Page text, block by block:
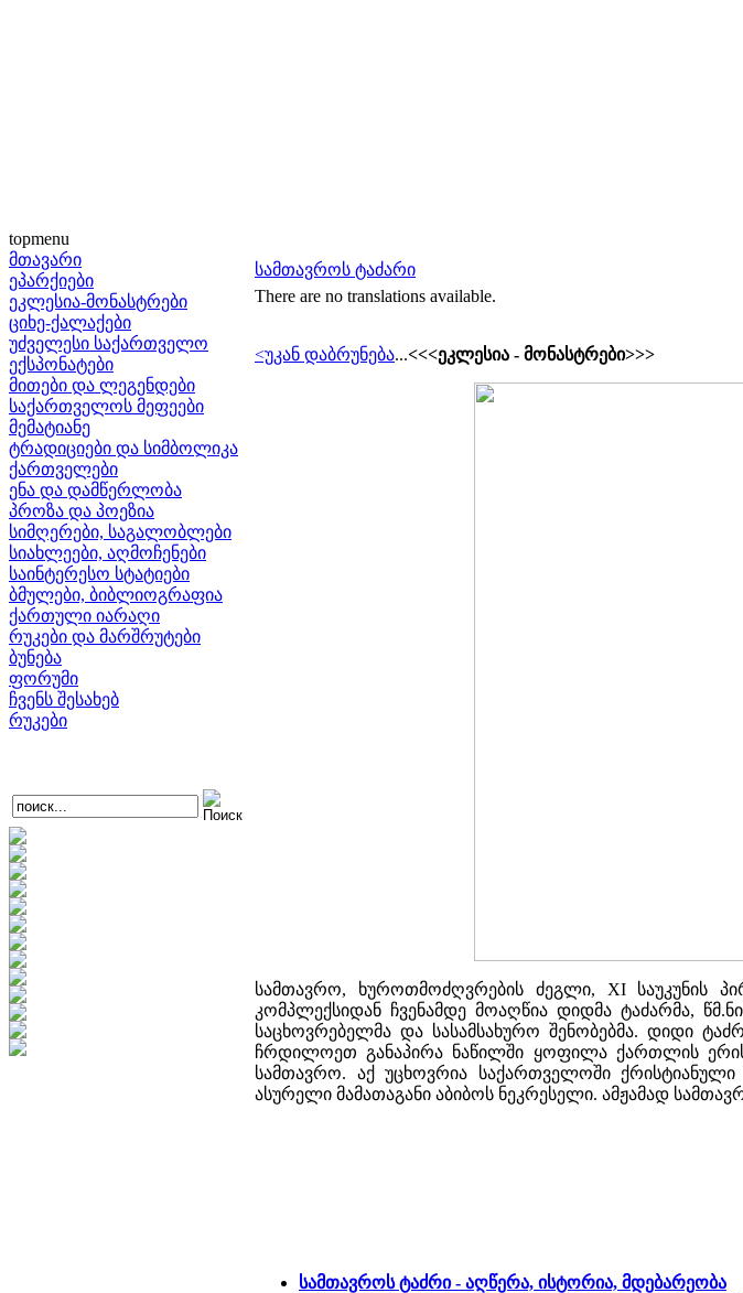
topmenu
მთავარი
ეპარქიები
ეკლესია-მონასტრები
ციხე-ქალაქები
უძველესი საქართველო
ექსპონატები
მითები და ლეგენდები
საქართველოს მეფეები
მემატიანე
ტრადიციები და სიმბოლიკა
ქართველები
ენა და დამწერლობა
პროზა და პოეზია
სიმღერები, საგალობლები
სიახლეები, აღმოჩენები
საინტერესო სტატიები
ბმულები, ბიბლიოგრაფია
ქართული იარაღი
რუკები და მარშრუტები
ბუნება
ფორუმი
ჩვენს შესახებ
რუკები
სამთავროს ტაძარი
There are no translations available.
<უკან დაბრუნება...<<<ეკლესია - მონასტრები>>>
სამთავრო, ხუროთმოძღვრების ძეგლი, XI საუკუნის
კომპლექსიდან ჩვენამდე მოაღწია დიდმა ტაძარმა,
საცხოვრებელმა და სასამსახურო შენობებმა. დიდი
ჩრდილოეთ განაპირა ნაწილში ყოფილა ქართლის
სამთავრო. აქ უცხოვრია საქართველოში
ასურელი მამათაგანი აბიბოს ნეკრესელი. ამჟამად
სამთავროს ტაძრი - აღწერა, ისტორია, მდებარეობა